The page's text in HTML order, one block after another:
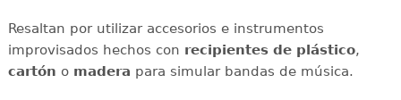
Resaltan por utilizar accesorios e instrumentos
improvisados hechos con recipientes de plástico,
cartón o madera para simular bandas de música.